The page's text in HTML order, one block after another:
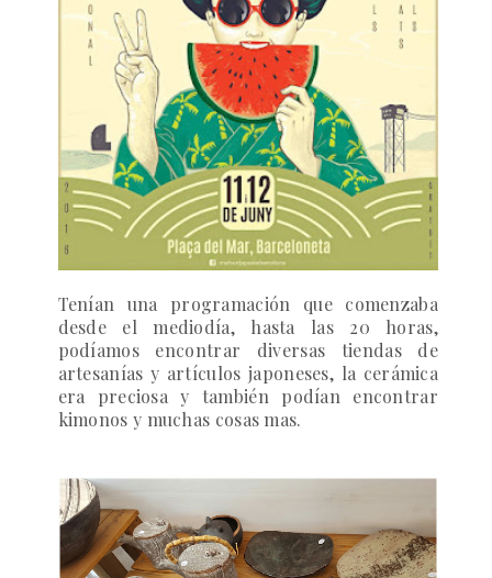
Tenían una programación que comenzaba
desde el mediodía, hasta las 20 horas,
podíamos encontrar diversas tiendas de
artesanías y artículos japoneses, la cerámica
era preciosa y también podían encontrar
kimonos y muchas cosas mas.